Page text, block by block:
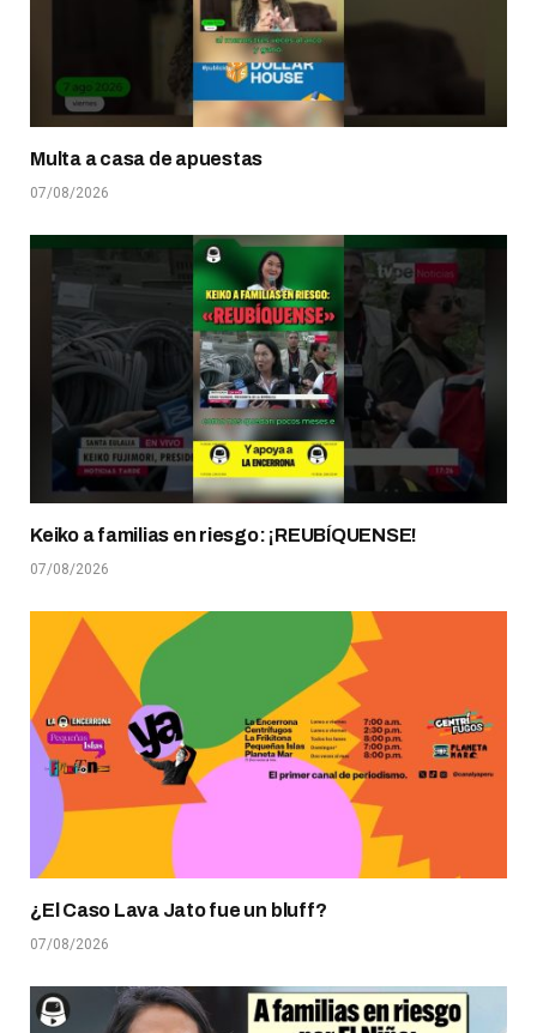
Multa a casa de apuestas
07/08/2026
Keiko a familias en riesgo: ¡REUBÍQUENSE!
07/08/2026
¿El Caso Lava Jato fue un bluff?
07/08/2026